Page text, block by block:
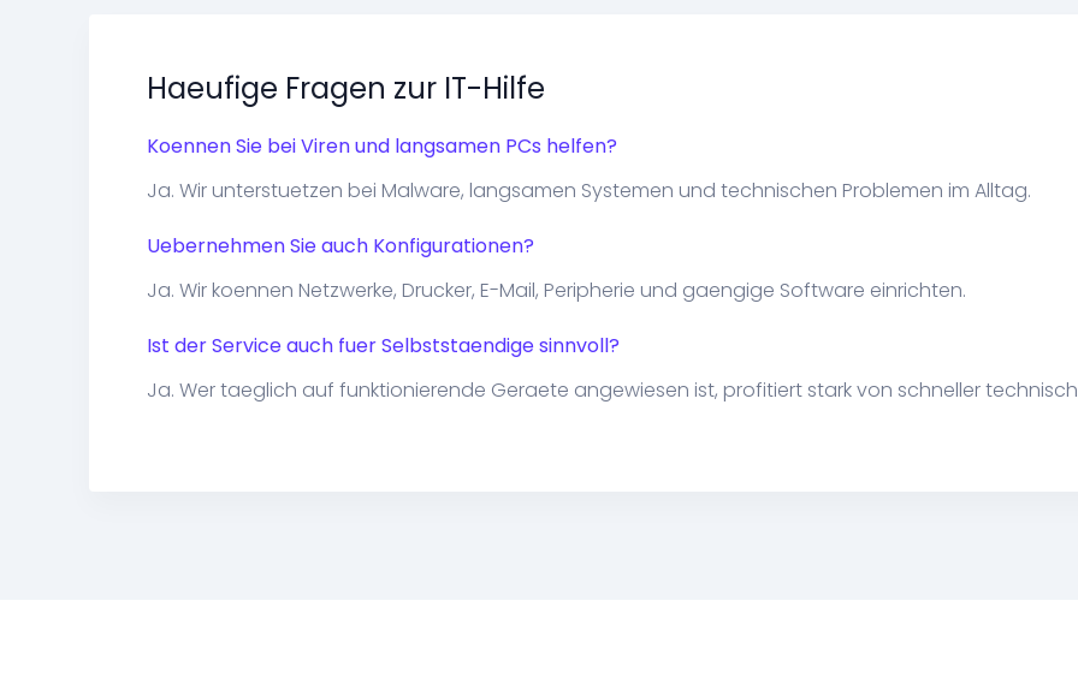
Haeufige Fragen zur IT-Hilfe
Koennen Sie bei Viren und langsamen PCs helfen?
Ja. Wir unterstuetzen bei Malware, langsamen Systemen und technischen Problemen im Alltag.
Uebernehmen Sie auch Konfigurationen?
Ja. Wir koennen Netzwerke, Drucker, E-Mail, Peripherie und gaengige Software einrichten.
Ist der Service auch fuer Selbststaendige sinnvoll?
Ja. Wer taeglich auf funktionierende Geraete angewiesen ist, profitiert stark von schneller